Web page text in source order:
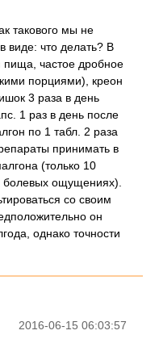
такового мы не
виде: что делать? В
пища, частое дробное
порциями), креон
3 раза в день
1 раз в день после
по 1 табл. 2 раза
принимать в
(только 10
болевых ощущениях).
со своим
он
однако точности
2016-06-15 06:03:57